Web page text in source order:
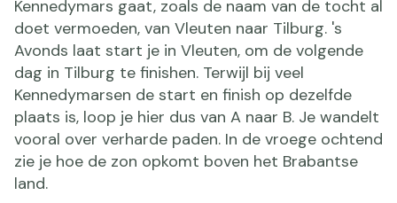
Kennedymars gaat, zoals de naam van de tocht al
doet vermoeden, van Vleuten naar Tilburg. 's
Avonds laat start je in Vleuten, om de volgende
dag in Tilburg te finishen. Terwijl bij veel
Kennedymarsen de start en finish op dezelfde
plaats is, loop je hier dus van A naar B. Je wandelt
vooral over verharde paden. In de vroege ochtend
zie je hoe de zon opkomt boven het Brabantse
land.